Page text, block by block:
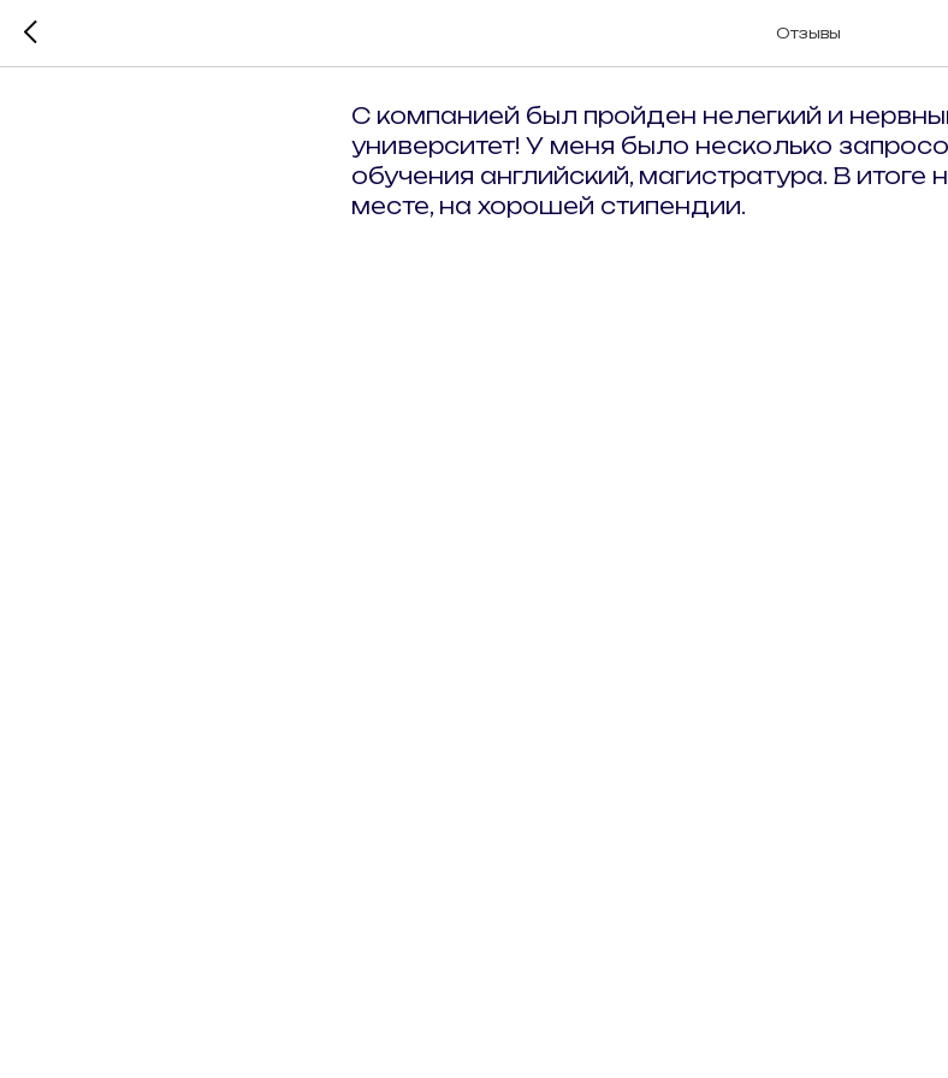
Отзывы
С компанией был пройден нелегкий и
университет! У меня было несколько
обучения английский, магистратура. В
месте, на хорошей стипендии.